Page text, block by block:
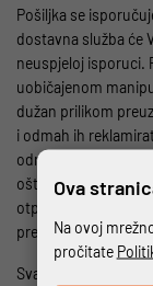
Pošiljka se
dostavna služba će
neuspjeloj isporuci.
uobičajenom
dužan prilikom
i odmah ih
odnosno odbiti
oštećenja. Kupac je
otpremnicu ili
preuzimanju.
Svaki bicikl kupljen
Ova
Na ovoj
pročitate